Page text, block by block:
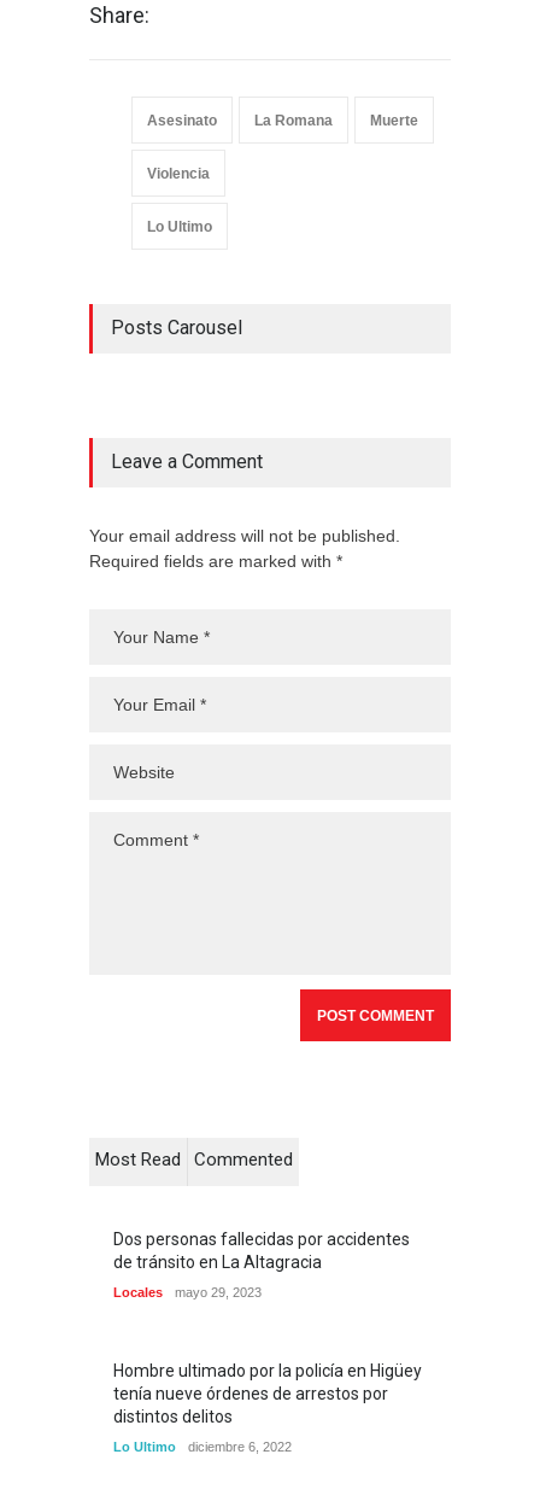
Share:
Asesinato La Romana Muerte
Violencia
Lo Ultimo
Posts Carousel
Leave a Comment
Your email address will not be published.
Required fields are marked with *
Most Read Commented
Dos personas fallecidas por accidentes
de tránsito en La Altagracia
Locales mayo 29, 2023
Hombre ultimado por la policía en Higüey
tenía nueve órdenes de arrestos por
distintos delitos
Lo Ultimo diciembre 6, 2022